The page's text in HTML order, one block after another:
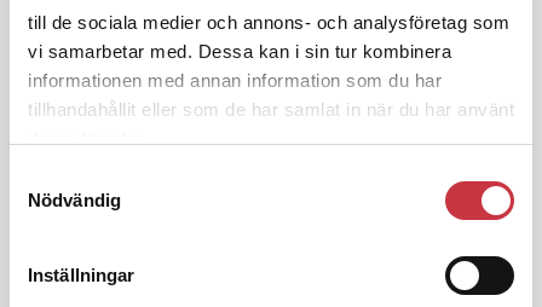
till de sociala medier och annons- och analysföretag som
vi samarbetar med. Dessa kan i sin tur kombinera
informationen med annan information som du har
tillhandahållit eller som de har samlat in när du har använt
Nödvändig
Inställningar
1 juni 2026
Jens Mårtensson:Snart 20 år i tjänst
– nu ska han lära sig grunderna
Polisregionen erkänner fel: ”Kommer